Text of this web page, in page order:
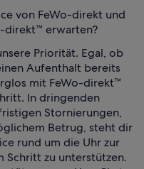
von FeWo-direkt und
direkt™ erwarten?
Priorität. Egal, ob
Aufenthalt bereits
mit FeWo-direkt™
In dringenden
Stornierungen,
Betrug, steht dir
rund um die Uhr zur
Schritt zu unterstützen.